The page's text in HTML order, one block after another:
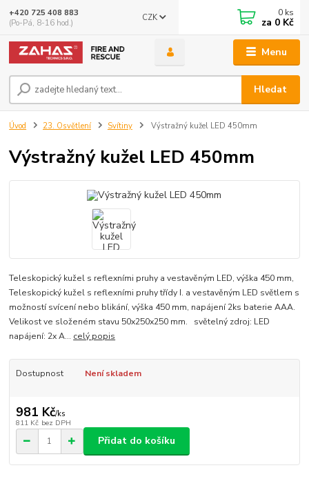
Menu
CZK
Hledat
+420 725 408 883
(Po-Pá, 8-16 hod.)
0 ks
za 0 Kč
Úvod 23. Osvětlení Svítiny Výstražný kužel LED 450mm
Výstražný kužel LED 450mm
Teleskopický kužel s reflexními pruhy a vestavěným LED, výška 450 mm,
Teleskopický kužel s reflexními pruhy třídy I. a vestavěným LED světlem s
možností svícení nebo blikání, výška 450 mm, napájení 2ks baterie AAA.
Velikost ve složeném stavu 50x250x250 mm. světelný zdroj: LED
napájení: 2x A... celý popis
Dostupnost Není skladem
981 Kč/ks
811 Kč bez DPH
Přidat do košíku